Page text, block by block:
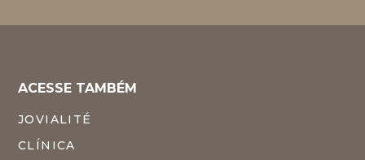
ACESSE TAMBÉM
JOVIALITÉ
CLÍNICA